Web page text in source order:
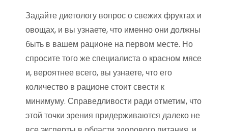
Задайте диетологу вопрос о свежих фруктах и
овощах, и вы узнаете, что именно они должны
быть в вашем рационе на первом месте. Но
спросите того же специалиста о красном мясе
и, вероятнее всего, вы узнаете, что его
количество в рационе стоит свести к
минимуму. Справедливости ради отметим, что
этой точки зрения придерживаются далеко не